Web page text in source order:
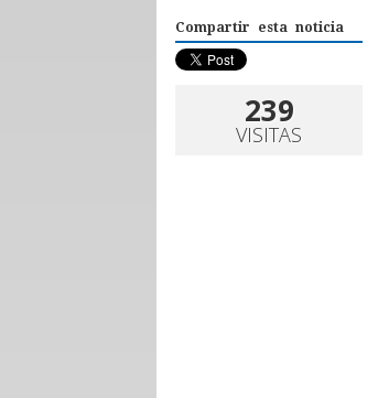
Compartir esta noticia
239
VISITAS